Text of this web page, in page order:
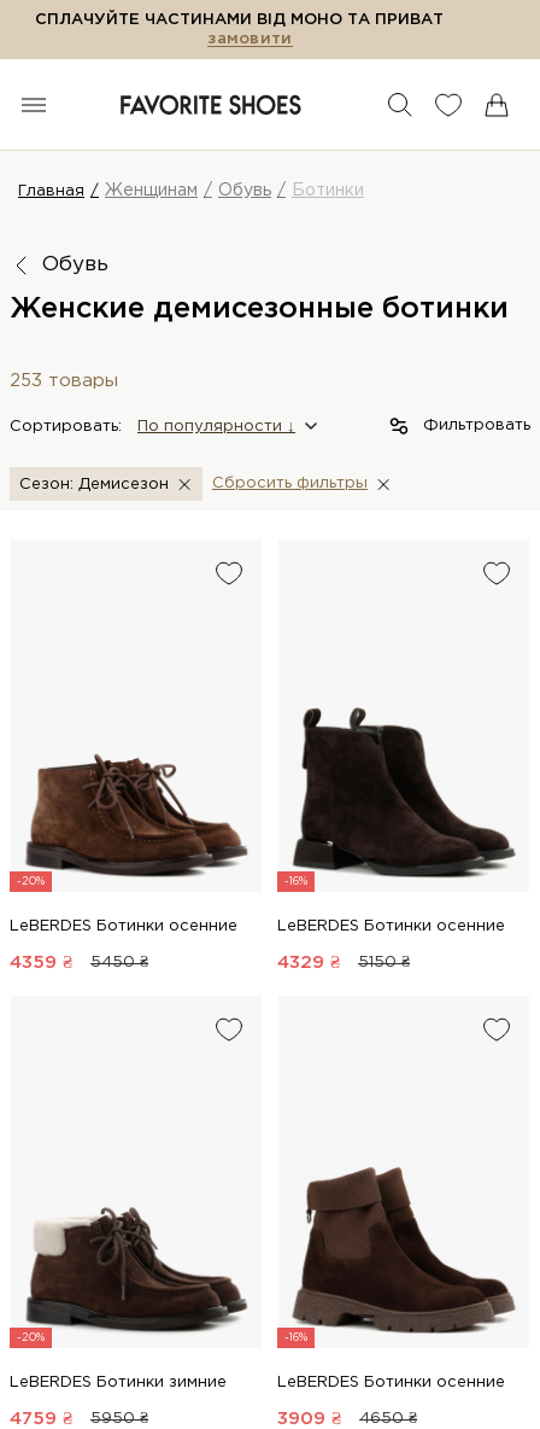
СПЛАЧУЙТЕ ЧАСТИНАМИ ВІД МОНО ТА ПРИВАТ
замовити
Главная Женщинам Обувь Ботинки
Обувь
Женские демисезонные ботинки
253 товары
Сортировать: По популярности ↓ Фильтровать
Сезон: Демисезон Сбросить фильтры
-20%
LeBERDES Ботинки осенние
4359 ₴ 5450 ₴
-16%
LeBERDES Ботинки осенние
4329 ₴ 5150 ₴
-20%
LeBERDES Ботинки зимние
4759 ₴ 5950 ₴
-16%
LeBERDES Ботинки осенние
3909 ₴ 4650 ₴